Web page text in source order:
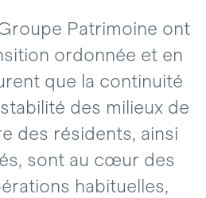
Patrimoine ont
ordonnée et en
que la continuité
des milieux de
des résidents, ainsi
sont au cœur des
habituelles,